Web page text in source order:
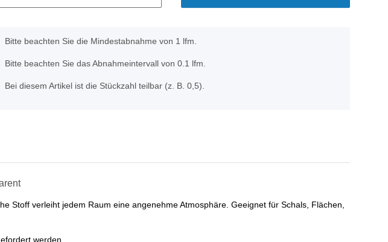
x
Bitte beachten Sie die Mindestabnahme von 1 lfm.
Bitte beachten Sie das Abnahmeintervall von 0.1 lfm.
Bei diesem Artikel ist die Stückzahl teilbar (z. B. 0,5).
Stoff verleiht jedem Raum eine angenehme Atmosphäre. Geeignet für Schals, Flächen,
werden.